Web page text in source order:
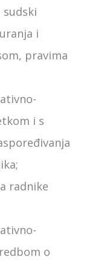
sudski
i
pravima
i s
radnike
o